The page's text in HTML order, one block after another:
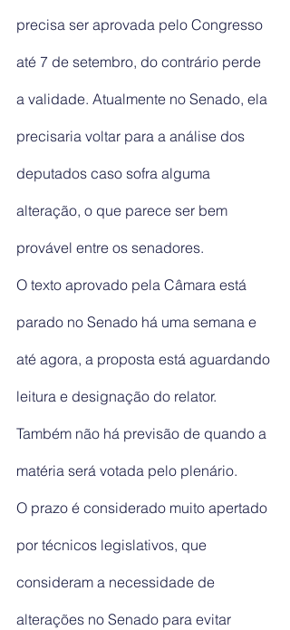
precisa ser aprovada pelo Congresso
até 7 de setembro, do contrário perde
a validade. Atualmente no Senado, ela
precisaria voltar para a análise dos
deputados caso sofra alguma
alteração, o que parece ser bem
provável entre os senadores.
O texto aprovado pela Câmara está
parado no Senado há uma semana e
até agora, a proposta está aguardando
leitura e designação do relator.
Também não há previsão de quando a
matéria será votada pelo plenário.
O prazo é considerado muito apertado
por técnicos legislativos, que
consideram a necessidade de
alterações no Senado para evitar